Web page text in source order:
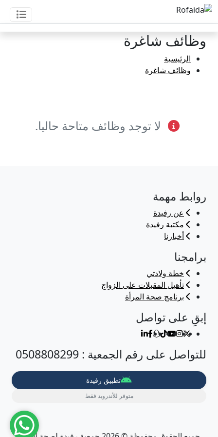
وظائف شاغرة
الرئيسية
وظائف شاغرة
لا توجد وظائف متاحة حاليا.
روابط مهمة
عن رفيدة
مكتبة رفيدة
أخبارنا
برامجنا
خطة ولادتي
تأهيل المقبلات على الزواج
برنامج صحة المرأة
إبقِ على تواصل
للتواصل على رقم الجمعية : 0508808299
تطبيق رفيدة
متوفر للأندرويد فقط